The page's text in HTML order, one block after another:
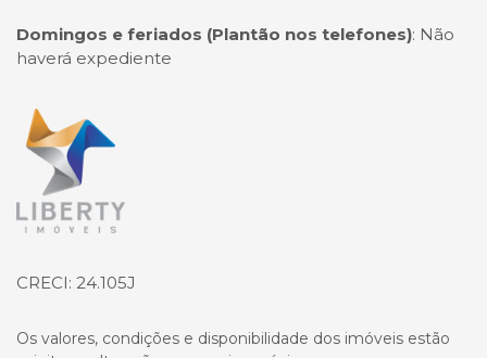
Domingos e feriados (Plantão nos telefones): Não
haverá expediente
Página inicial
CRECI: 24.105J
Os valores, condições e disponibilidade dos imóveis estão